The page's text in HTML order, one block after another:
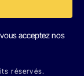
acceptez nos
réservés.